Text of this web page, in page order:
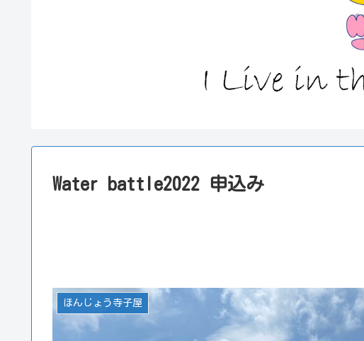
Water battle2022 申込み
ほんじょう寺子屋